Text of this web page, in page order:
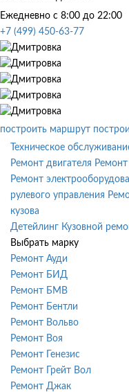
Ежедневно с 8:00 до 22:00
+7 (499) 450-63-77
построить маршрут
Техническое
Ремонт двигателя
Ремонт
рулевого управления
кузова
Детейлинг Кузовной
Выбрать марку
Ремонт Ауди
Ремонт БИД
Ремонт БМВ
Ремонт Бентли
Ремонт Вольво
Ремонт Воя
Ремонт Генезис
Ремонт Грейт Вол
Ремонт Джак